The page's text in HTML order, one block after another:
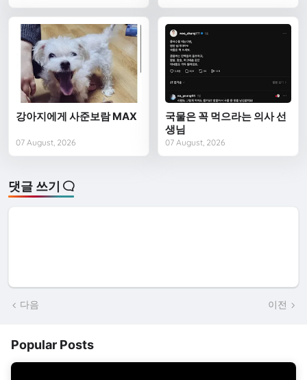
강아지에게 사준보람 MAX
07 August, 2026
국물은 꼭 먹으라는 의사 선
생님
07 August, 2026
댓글 쓰기
다음 이전
Popular Posts